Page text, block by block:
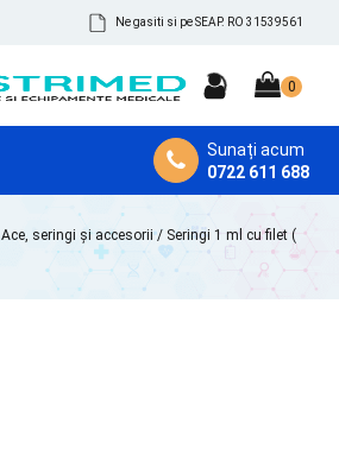
Ne gasiti si pe SEAP. RO 31539561
Sunați acum
0722 611 688
Ace, seringi și accesorii/ Seringi 1 ml cu filet (